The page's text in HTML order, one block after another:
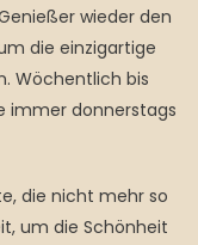
wieder den
die einzigartige
Wöchentlich bis
immer donnerstags
die nicht mehr so
um die Schönheit